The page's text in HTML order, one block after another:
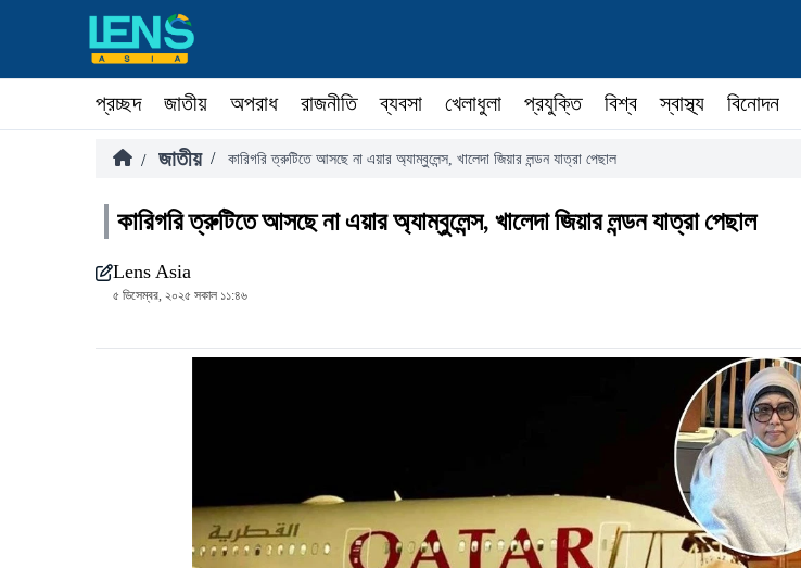
প্রচ্ছদ জাতীয় অপরাধ রাজনীতি ব্যবসা খেলাধুলা প্রযুক্তি বিশ্ব স্বাস্থ্য বিনোদন
/ জাতীয় / কারিগরি ত্রুটিতে আসছে না এয়ার অ্যাম্বুলেন্স, খালেদা জিয়ার লন্ডন যাত্রা পেছাল
কারিগরি ত্রুটিতে আসছে না এয়ার অ্যাম্বুলেন্স, খালেদা জিয়ার লন্ডন যাত্রা পেছাল
Lens Asia
৫ ডিসেম্বর, ২০২৫ সকাল ১১:৪৬